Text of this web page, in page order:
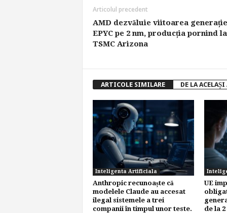
Articolul precedent
AMD dezvăluie viitoarea generație
EPYC pe 2 nm, producția pornind la
TSMC Arizona
ARTICOLE SIMILARE DE LA
Inteligenta Artificiala
Anthropic recunoaște că
modelele Claude au accesat
ilegal sistemele a trei
companii în timpul unor teste.
UE
de la